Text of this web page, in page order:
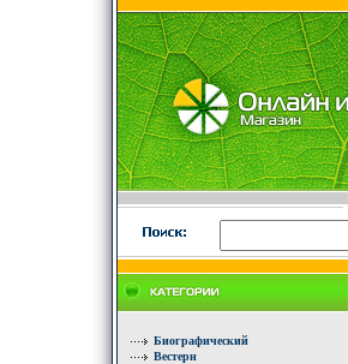
Биографический
Вестерн